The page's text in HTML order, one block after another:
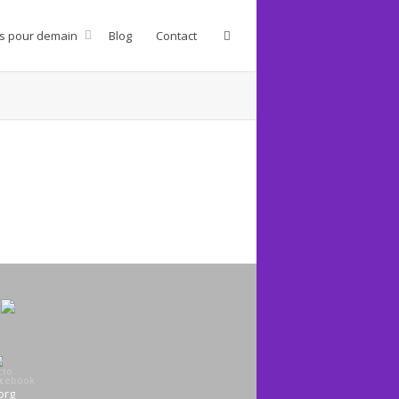
pour demain Blog Contact